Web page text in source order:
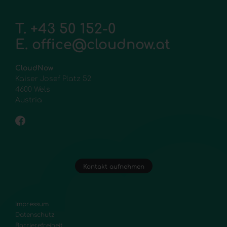
T. +43 50 152-0
E. office@cloudnow.at
CloudNow
Kaiser Josef Platz 52
4600 Wels
Austria
Kontakt aufnehmen
Impressum
Datenschutz
Barrierefreiheit